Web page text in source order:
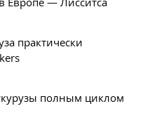
практически
полным циклом